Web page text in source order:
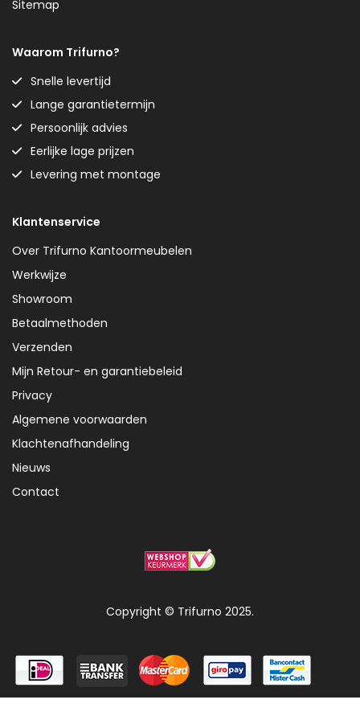
Sitemap
Waarom Trifurno?
Snelle levertijd
Lange garantietermijn
Persoonlijk advies
Eerlijke lage prijzen
Levering met montage
Klantenservice
Over Trifurno Kantoormeubelen
Werkwijze
Showroom
Betaalmethoden
Verzenden
Mijn Retour- en garantiebeleid
Privacy
Algemene voorwaarden
Klachtenafhandeling
Nieuws
Contact
Copyright © Trifurno 2025.